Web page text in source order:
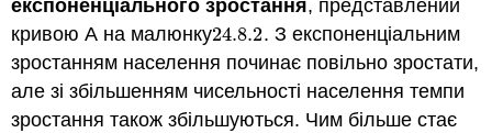
експоненціального зростання, представлений
кривою А на малюнку24.8.2
24.8.2. З експоненціальним
зростанням населення починає повільно зростати,
але зі збільшенням чисельності населення темпи
зростання також збільшуються. Чим більше стає